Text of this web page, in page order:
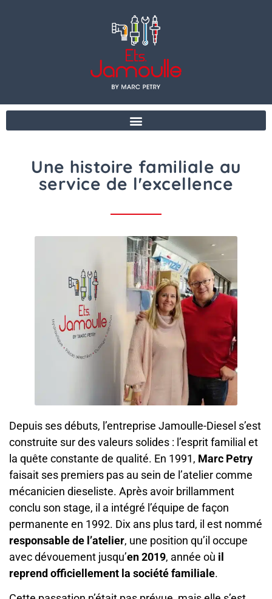
Une histoire familiale au
service de l'excellence
Depuis ses débuts, l’entreprise Jamoulle-Diesel s’est
construite sur des valeurs solides : l’esprit familial et
la quête constante de qualité. En 1991, Marc Petry
faisait ses premiers pas au sein de l’atelier comme
mécanicien dieseliste. Après avoir brillamment
conclu son stage, il a intégré l’équipe de façon
permanente en 1992. Dix ans plus tard, il est nommé
responsable de l’atelier, une position qu’il occupe
avec dévouement jusqu’en 2019, année où il
reprend officiellement la société familiale.